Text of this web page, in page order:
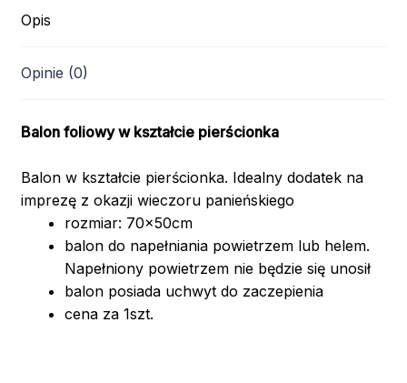
Opis
Opinie (0)
Balon foliowy w kształcie pierścionka
Balon w kształcie pierścionka. Idealny dodatek na
imprezę z okazji wieczoru panieńskiego
rozmiar: 70x50cm
balon do napełniania powietrzem lub helem.
Napełniony powietrzem nie będzie się unosił
balon posiada uchwyt do zaczepienia
cena za 1szt.